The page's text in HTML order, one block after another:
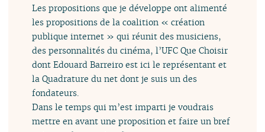
Les propositions que je développe ont alimenté
les propositions de la coalition « création
publique internet » qui réunit des musiciens,
des personnalités du cinéma, l’UFC Que Choisir
dont Edouard Barreiro est ici le représentant et
la Quadrature du net dont je suis un des
fondateurs.
Dans le temps qui m’est imparti je voudrais
mettre en avant une proposition et faire un bref